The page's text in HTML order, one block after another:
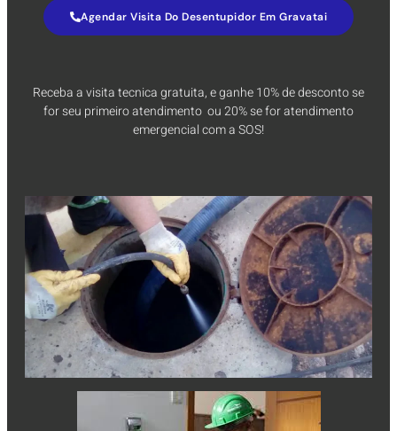
Agendar Visita Do Desentupidor Em Gravatai
Receba a visita tecnica gratuita, e ganhe 10% de desconto se
for seu primeiro atendimento ou 20% se for atendimento
emergencial com a SOS!